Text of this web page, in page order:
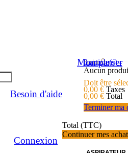
Besoin d'aide
Connexion
Panier 0
0 article(s) -
Mon panier
Aucun
Doit être
0,00 € Taxes
0,00 € Total
Terminer ma
Total (TTC)
Continuer mes